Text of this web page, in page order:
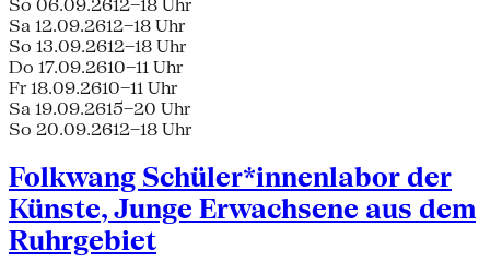
So 06.09.2612–18 Uhr
Sa 12.09.2612–18 Uhr
So 13.09.2612–18 Uhr
Do 17.09.2610–11 Uhr
Fr 18.09.2610–11 Uhr
Sa 19.09.2615–20 Uhr
So 20.09.2612–18 Uhr
Folkwang Schüler*innenlabor der
Künste, Junge Erwachsene aus dem
Ruhrgebiet